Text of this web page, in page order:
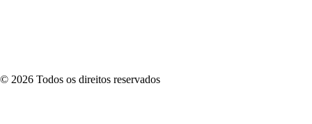
© 2026 Todos os direitos reservados